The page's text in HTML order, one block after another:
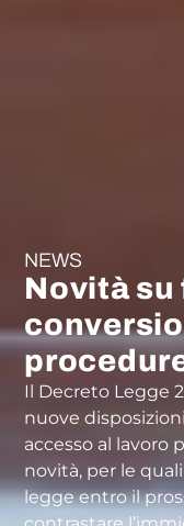
NEWS
Novità
Il Decreto Legge
nuove
accesso al lavoro
novità, per le
legge entro il